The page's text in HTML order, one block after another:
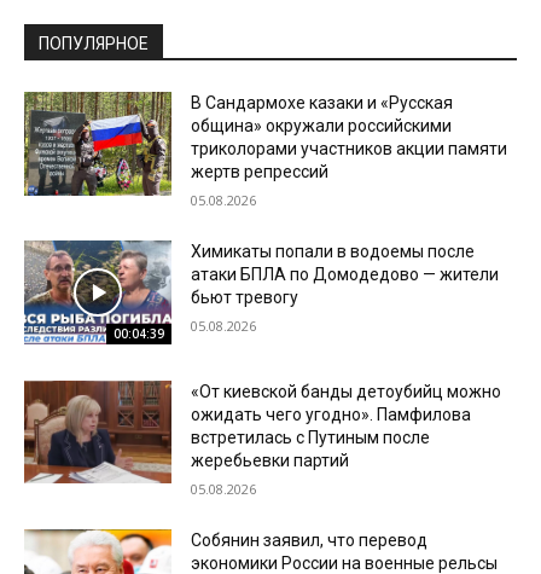
ПОПУЛЯРНОЕ
В Сандармохе казаки и «Русская
община» окружали российскими
триколорами участников акции памяти
жертв репрессий
05.08.2026
00:04:39
Химикаты попали в водоемы после
атаки БПЛА по Домодедово — жители
бьют тревогу
05.08.2026
«От киевской банды детоубийц можно
ожидать чего угодно». Памфилова
встретилась с Путиным после
жеребьевки партий
05.08.2026
Собянин заявил, что перевод
экономики России на военные рельсы